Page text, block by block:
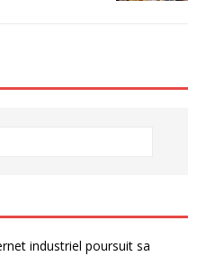
industriel poursuit sa